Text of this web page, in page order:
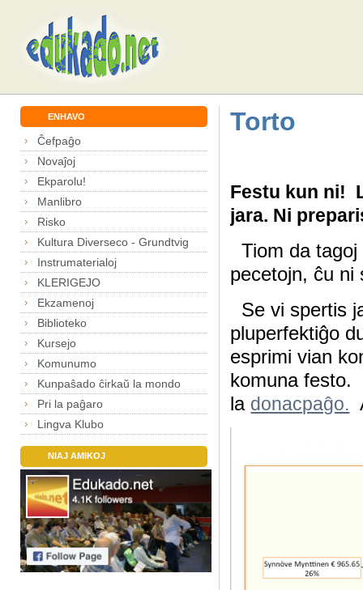
ENHAVO
Ĉefpaĝo
Novaĵoj
Ekparolu!
Manlibro
Risko
Kultura Diverseco - Grundtvig
Instrumaterialoj
KLERIGEJO
Ekzamenoj
Biblioteko
Kursejo
Komunumo
Kunpaŝado ĉirkaŭ la mondo
Pri la paĝaro
Lingva Klubo
NIAJ AMIKOJ
Torto
Festu kun ni!
jara. Ni
Tiom da
pecetojn, ĉu ni
Se vi spertis
pluperfektiĝo
esprimi vian
komuna festo.
la donacpaĝo.